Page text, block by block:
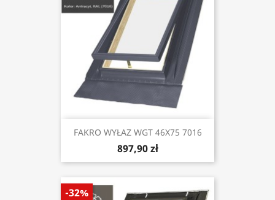
FAKRO WYŁAZ WGT 46X75 7016
897,90 zł
-32%